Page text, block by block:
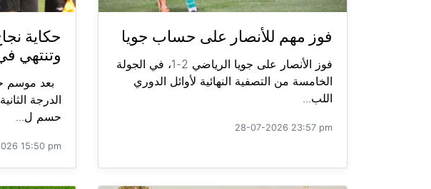
فوز مهم للأنصار على حساب جويا
فوز الأنصار على جويا الرياضي 2-1، في الجولة
الخامسة من التصفية النهائية لأوائل الدوري
اللب...
28-07-2026 23:57 pm
حكاية
وتنتهي
بعد موسم
الدرجة
حسم ل...
15:50 pm